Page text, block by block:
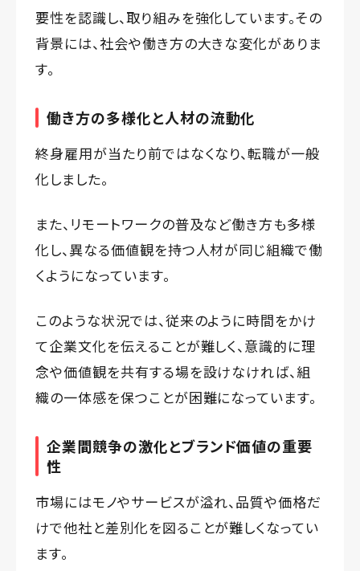
要性を認識し、取り組みを強化しています。その
背景には、社会や働き方の大きな変化がありま
す。
働き方の多様化と人材の流動化
終身雇用が当たり前ではなくなり、転職が一般
化しました。
また、リモートワークの普及など働き方も多様
化し、異なる価値観を持つ人材が同じ組織で働
くようになっています。
このような状況では、従来のように時間をかけ
て企業文化を伝えることが難しく、意識的に理
念や価値観を共有する場を設けなければ、組
織の一体感を保つことが困難になっています。
企業間競争の激化とブランド価値の重要
性
市場にはモノやサービスが溢れ、品質や価格だ
けで他社と差別化を図ることが難しくなってい
ます。